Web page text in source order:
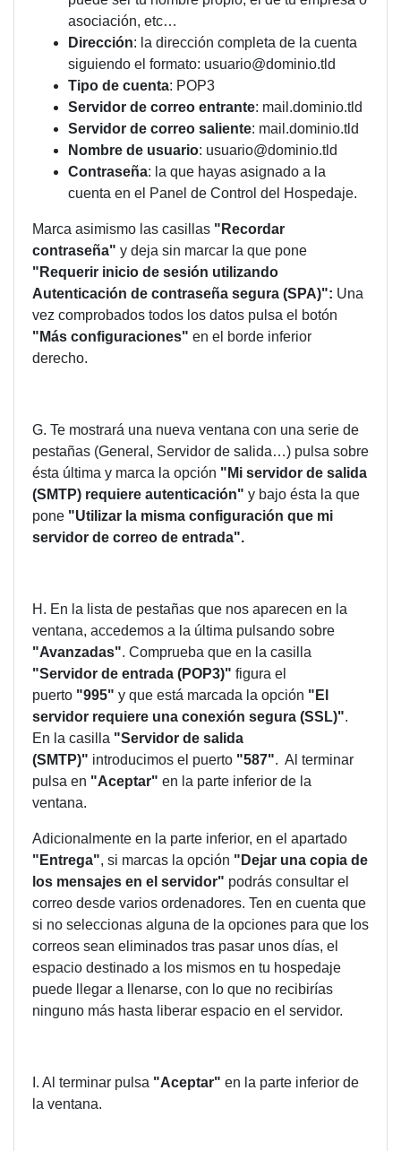
asociación, etc…
Dirección: la dirección completa de la cuenta
siguiendo el formato: usuario@dominio.tld
Tipo de cuenta: POP3
Servidor de correo entrante: mail.dominio.tld
Servidor de correo saliente: mail.dominio.tld
Nombre de usuario: usuario@dominio.tld
Contraseña: la que hayas asignado a la
cuenta en el Panel de Control del Hospedaje.
Marca asimismo las casillas "Recordar
contraseña" y deja sin marcar la que pone
"Requerir inicio de sesión utilizando
Autenticación de contraseña segura (SPA)": Una
vez comprobados todos los datos pulsa el botón
"Más configuraciones" en el borde inferior
derecho.
G. Te mostrará una nueva ventana con una serie de
pestañas (General, Servidor de salida…) pulsa sobre
ésta última y marca la opción "Mi servidor de salida
(SMTP) requiere autenticación" y bajo ésta la que
pone "Utilizar la misma configuración que mi
servidor de correo de entrada".
H. En la lista de pestañas que nos aparecen en la
ventana, accedemos a la última pulsando sobre
"Avanzadas". Comprueba que en la casilla
"Servidor de entrada (POP3)" figura el
puerto "995" y que está marcada la opción "El
servidor requiere una conexión segura (SSL)".
En la casilla "Servidor de salida
(SMTP)" introducimos el puerto "587". Al terminar
pulsa en "Aceptar" en la parte inferior de la
ventana.
Adicionalmente en la parte inferior, en el apartado
"Entrega", si marcas la opción "Dejar una copia de
los mensajes en el servidor" podrás consultar el
correo desde varios ordenadores. Ten en cuenta que
si no seleccionas alguna de la opciones para que los
correos sean eliminados tras pasar unos días, el
espacio destinado a los mismos en tu hospedaje
puede llegar a llenarse, con lo que no recibirías
ninguno más hasta liberar espacio en el servidor.
I. Al terminar pulsa "Aceptar" en la parte inferior de
la ventana.